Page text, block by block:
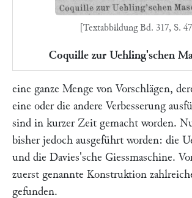
[Textabbildung Bd. 317, S. 47]
Coquille zur Uehling'schen
eine ganze Menge von Vorschlägen,
eine oder die andere Verbesserung
sind in kurzer Zeit gemacht worden.
bisher jedoch ausgeführt worden: die
und die Davies'sche Giessmaschine.
zuerst genannte Konstruktion
gefunden.